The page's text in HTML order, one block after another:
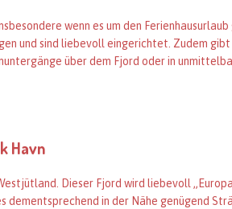
wenn es um den
und sind liebevoll eingerichtet. Zudem gibt
über dem Fjord oder in
Havn
Dieser Fjord wird liebevoll
dementsprechend in der Nähe genügend